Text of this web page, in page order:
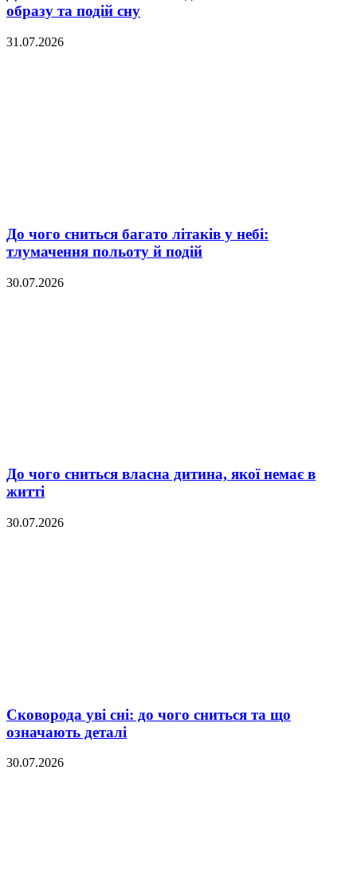
образу та подій сну
31.07.2026
До чого сниться багато літаків у небі:
тлумачення польоту й подій
30.07.2026
До чого сниться власна дитина, якої немає в
житті
30.07.2026
Сковорода уві сні: до чого сниться та що
означають деталі
30.07.2026